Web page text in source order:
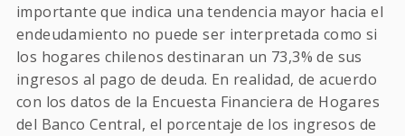
importante que indica una tendencia mayor hacia el
endeudamiento no puede ser interpretada como si
los hogares chilenos destinaran un 73,3% de sus
ingresos al pago de deuda. En realidad, de acuerdo
con los datos de la Encuesta Financiera de Hogares
del Banco Central, el porcentaje de los ingresos de